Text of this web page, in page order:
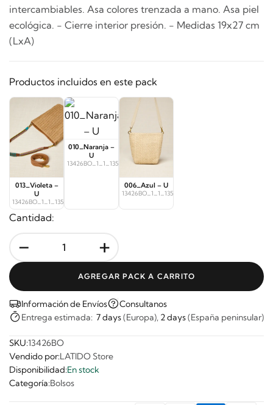
intercambiables. Asa colores trenzada a mano. Asa piel
ecológica. - Cierre interior presión. - Medidas 19x27 cm
(LxA)
Productos incluidos en este pack
013_Violeta –
U
13426BO_1_1_13557
010_Naranja –
U
13426BO_1_1_13558
006_Azul – U
13426BO_1_1_13559
Cantidad:
- +
AGREGAR PACK A CARRITO
Información de Envíos
Consultanos
Entrega estimada: 7 days(Europa), 2 days(España peninsular)
SKU:13426BO
Vendido por:LATIDO Store
Disponibilidad:En stock
Categoría:Bolsos